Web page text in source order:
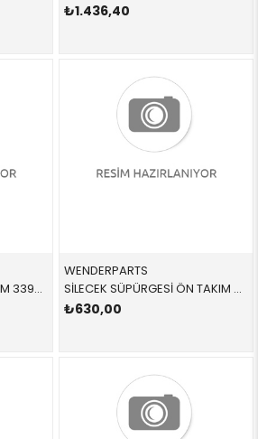
₺1.436,40
SİLECEK SÜPÜRGESİ TAKIM 3397007579 61612159629 61612159629 E92,E93 ÖN 2008-2012
WENDERPARTS
SİLECEK SÜPÜRGESİ ÖN TAKIM 61619070579 61619070579 61619070579 E39 1996-2004
₺630,00